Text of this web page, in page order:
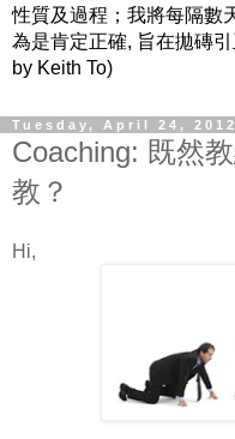
性質及過程；我將每隔數
為是肯定正確, 旨在拋磚
by Keith To)
Tuesday, April 24, 2012
Coaching: 既然
教？
Hi,